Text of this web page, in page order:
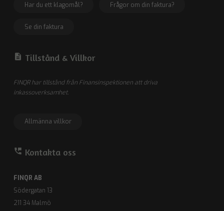
Har du ett klagomål? Frågor om din faktura?
Se din faktura
description Tillstånd & Villkor
FINQR har tillstånd från Finansinspektionen att driva
inkassoverksamhet.
Allmänna villkor
perm_phone_msg Kontakta oss
FINQR AB
Södergatan 13
211 34 Malmö